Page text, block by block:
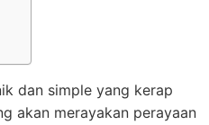
dan simple yang kerap
akan merayakan perayaan